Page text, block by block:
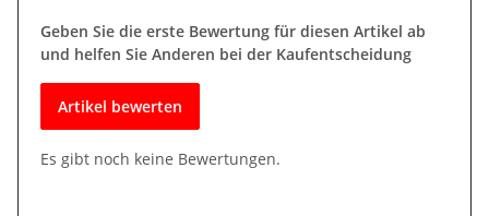
Geben Sie die erste Bewertung für diesen Artikel ab
und helfen Sie Anderen bei der Kaufentscheidung
Artikel bewerten
Es gibt noch keine Bewertungen.